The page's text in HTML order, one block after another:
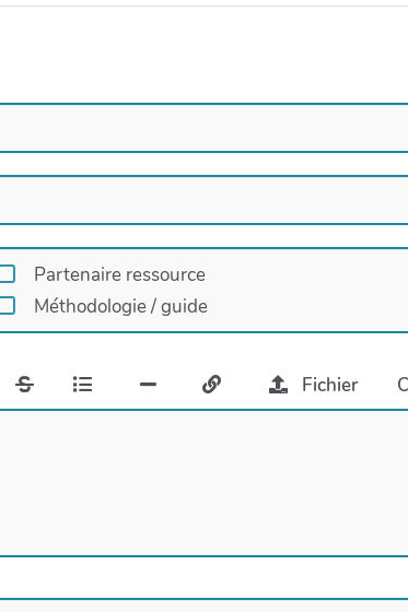
Partenaire ressource
Méthodologie / guide
Fichier